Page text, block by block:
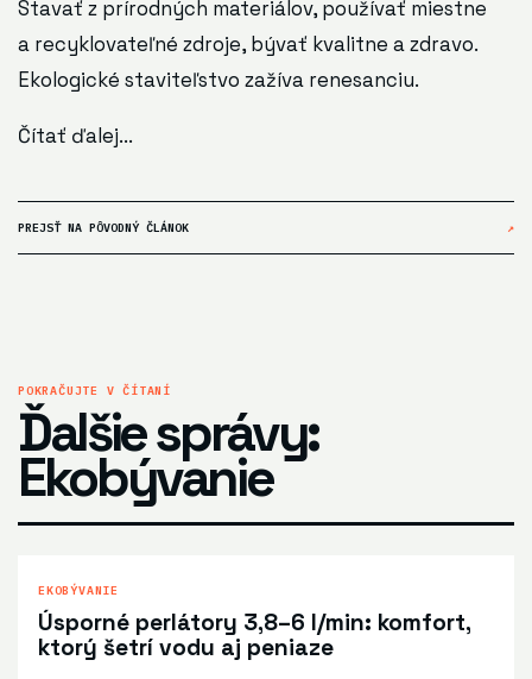
Stavať z prírodných materiálov, používať miestne
a recyklovateľné zdroje, bývať kvalitne a zdravo.
Ekologické staviteľstvo zažíva renesanciu.
Čítať ďalej...
PREJSŤ NA PÔVODNÝ ČLÁNOK ↗
POKRAČUJTE V ČÍTANÍ
Ďalšie správy:
Ekobývanie
EKOBÝVANIE
Úsporné perlátory 3,8–6 l/min: komfort,
ktorý šetrí vodu aj peniaze